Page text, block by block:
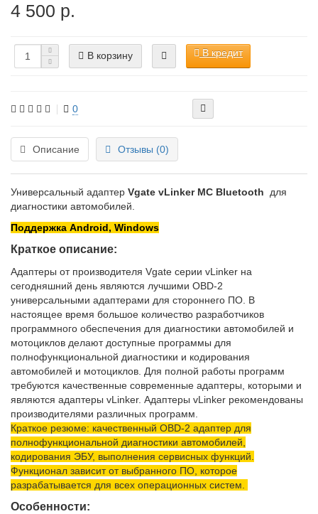
4 500 р.
В корзину В кредит
0
Описание Отзывы (0)
Универсальный адаптер Vgate vLinker MC Bluetooth
для
диагностики автомобилей.
Поддержка Android, Windows
Краткое описание:
Адаптеры от производителя Vgate серии vLinker на
сегодняшний день являются лучшими OBD-2
универсальными адаптерами для стороннего ПО. В
настоящее время большое количество разработчиков
программного обеспечения для диагностики автомобилей и
мотоциклов делают доступные программы для
полнофункциональной диагностики и кодирования
автомобилей и мотоциклов. Для полной работы программ
требуются качественные современные адаптеры, которыми и
являются адаптеры vLinker. Адаптеры vLinker рекомендованы
производителями различных программ.
Краткое резюме: качественный OBD-2 адаптер для
полнофункциональной диагностики автомобилей,
кодирования ЭБУ, выполнения сервисных функций.
Функционал зависит от выбранного ПО, которое
разрабатывается для всех операционных систем.
Особенности: